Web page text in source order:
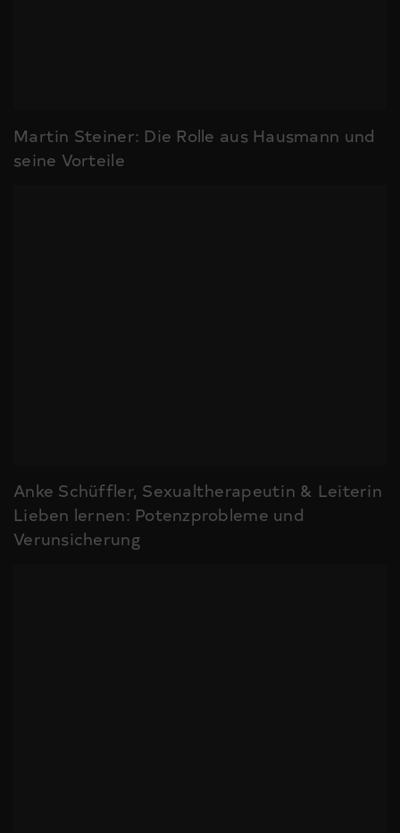
Martin Steiner: Die Rolle aus Hausmann und
seine Vorteile
Anke Schüffler, Sexualtherapeutin & Leiterin
Lieben lernen: Potenzprobleme und
Verunsicherung